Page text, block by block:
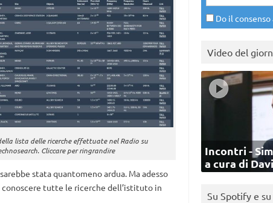
lista delle ricerche effettuate nel Radio su
Cliccare per ringrandire
stata quantomeno ardua. Ma adesso
tutte le ricerche dell’istituto in
Do il
Video del
Incontri -
a cura di
Su Spotify e